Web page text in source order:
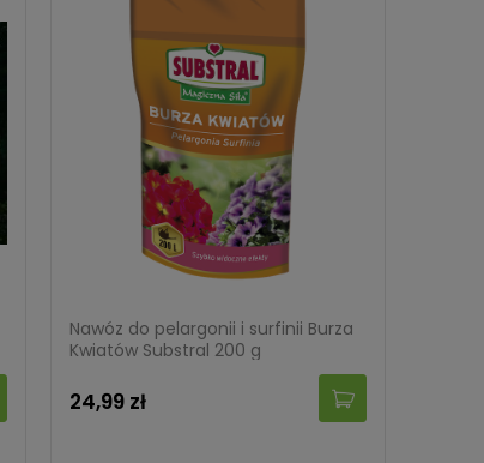
Nawóz do pelargonii i surfinii Burza
Kwiatów Substral 200 g
24,99 zł